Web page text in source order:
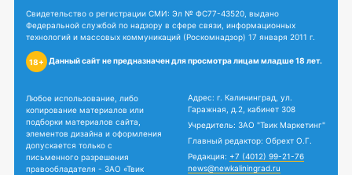
Свидетельство о регистрации СМИ: Эл № ФС77-43520, выдано
Федеральной службой по надзору в сфере связи, информационных
технологий и массовых коммуникаций (Роскомнадзор) 17 января 2011 г.
18+ Данный сайт не предназначен для просмотра лицам младше 18 лет.
Любое использование, либо
копирование материалов или
подборки материалов сайта,
элементов дизайна и оформления
допускается только с
письменного разрешения
правообладателя - ЗАО «Твик
Адрес: г. Калининград, ул.
Гаражная, д.2, кабинет 308
Учредитель: ЗАО "Твик Маркетинг"
Главный редактор: Обрехт О.Г.
Редакция: +7 (4012) 99-21-76
news@newkaliningrad.ru